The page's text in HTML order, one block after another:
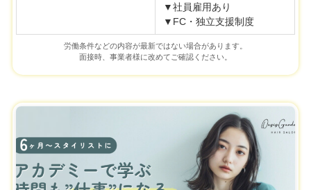
▼社員雇用あり
▼FC・独立支援制度
労働条件などの内容が最新ではない場合があります。
面接時、事業者様に改めてご確認ください。